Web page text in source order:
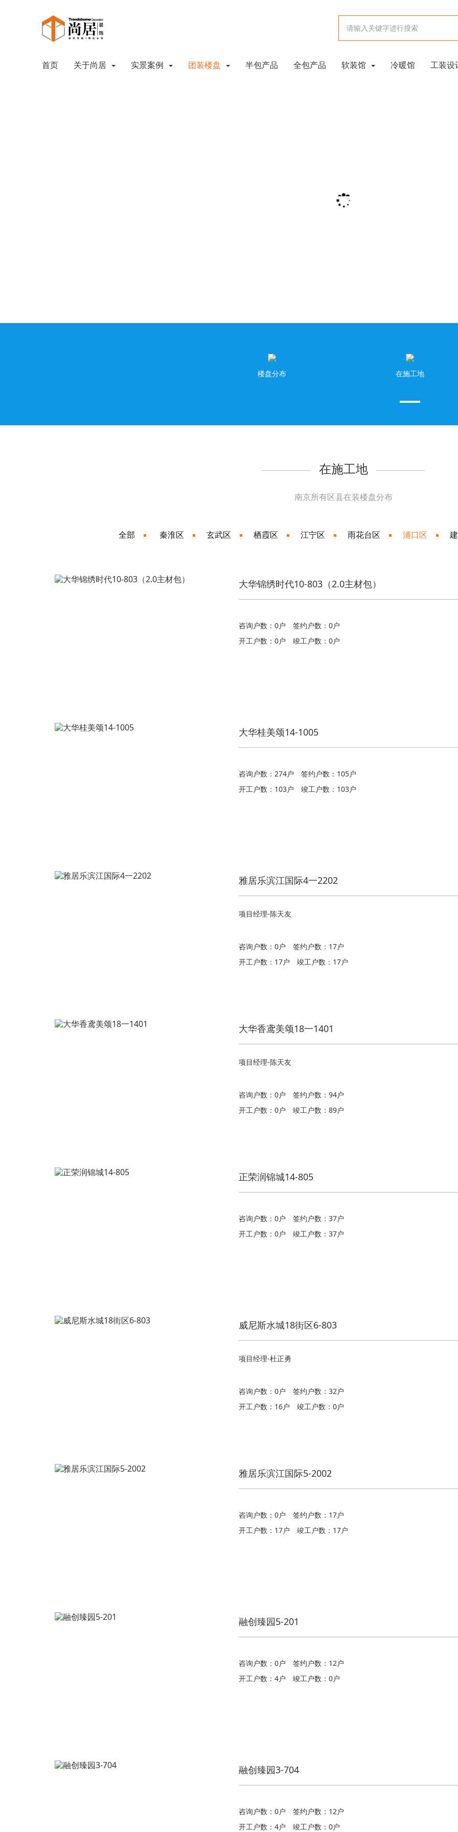
首页 关于尚居 实景案例 团装楼盘 半包产品 全包产品 软装馆 冷暖馆 工装
楼盘分布 在施工地
在施工地
南京所有区县在装楼盘分布
全部 秦淮区 玄武区 栖霞区 江宁区 雨花台区 浦口区
大华锦绣时代10-803（2.0主材包）
咨询户数：0户
签约户数：0户
开工户数：0户
竣工户数：0户
大华桂美颂14-1005
咨询户数：274户
签约户数：105户
开工户数：103户
竣工户数：103户
雅居乐滨江国际4一2202
项目经理-陈天友
咨询户数：0户
签约户数：17户
开工户数：17户
竣工户数：17户
大华香鸢美颂18一1401
项目经理-陈天友
咨询户数：0户
签约户数：94户
开工户数：0户
竣工户数：89户
正荣润锦城14-805
咨询户数：0户
签约户数：37户
开工户数：0户
竣工户数：37户
威尼斯水城18街区6-803
项目经理-杜正勇
咨询户数：0户
签约户数：32户
开工户数：16户
竣工户数：0户
雅居乐滨江国际5-2002
咨询户数：0户
签约户数：17户
开工户数：17户
竣工户数：17户
融创臻园5-201
咨询户数：0户
签约户数：12户
开工户数：4户
竣工户数：0户
融创臻园3-704
咨询户数：0户
签约户数：12户
开工户数：4户
竣工户数：0户